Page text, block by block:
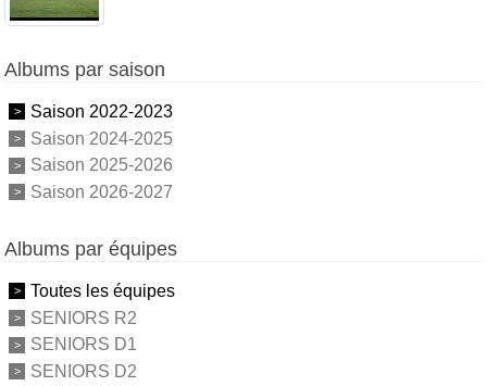
Albums par saison
Saison 2022-2023
Saison 2024-2025
Saison 2025-2026
Saison 2026-2027
Albums par équipes
Toutes les équipes
SENIORS R2
SENIORS D1
SENIORS D2